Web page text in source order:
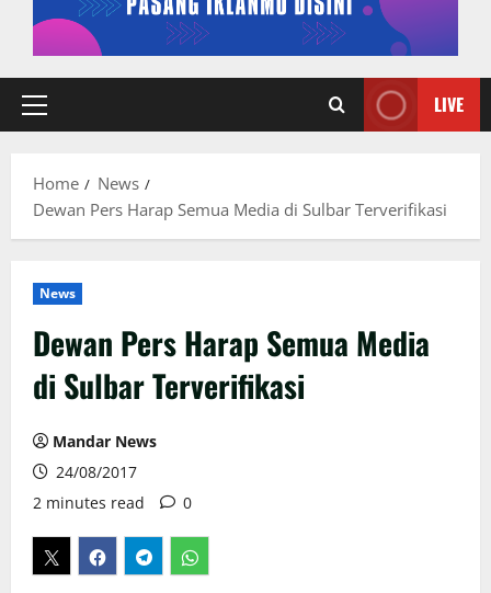
Primary
LIVE
Home
News
Dewan Pers Harap Semua Media di Sulbar Terverifikasi
News
Dewan Pers Harap Semua Media
di Sulbar Terverifikasi
Mandar News
24/08/2017
2 minutes read
0